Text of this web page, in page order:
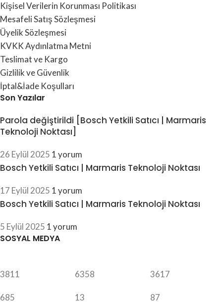
Kişisel Verilerin Korunması Politikası
Mesafeli Satış Sözleşmesi
Üyelik Sözleşmesi
KVKK Aydınlatma Metni
Teslimat ve Kargo
Gizlilik ve Güvenlik
İptal&İade Koşulları
Son Yazılar
Parola değiştirildi [Bosch Yetkili Satıcı | Marmaris
Teknoloji Noktası]
26 Eylül 2025 1 yorum
Bosch Yetkili Satıcı | Marmaris Teknoloji Noktası
17 Eylül 2025 1 yorum
Bosch Yetkili Satıcı | Marmaris Teknoloji Noktası
5 Eylül 2025 1 yorum
SOSYAL MEDYA
3811
685
6358
13
3617
87